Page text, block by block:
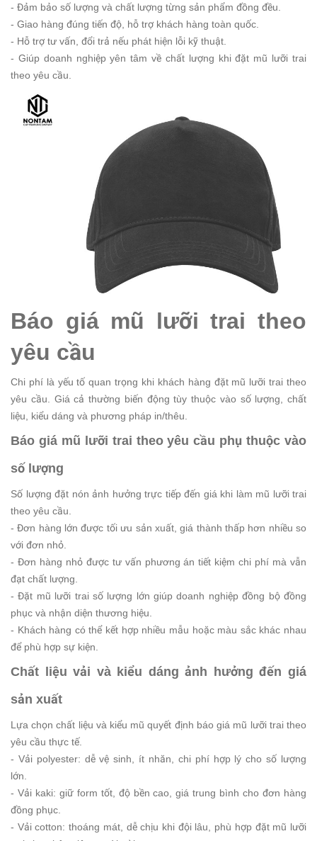
- Đảm bảo số lượng và chất lượng từng sản phẩm đồng đều.
- Giao hàng đúng tiến độ, hỗ trợ khách hàng toàn quốc.
- Hỗ trợ tư vấn, đổi trả nếu phát hiện lỗi kỹ thuật.
- Giúp doanh nghiệp yên tâm về chất lượng khi đặt mũ lưỡi trai
theo yêu cầu.
Báo giá mũ lưỡi trai theo
yêu cầu
Chi phí là yếu tố quan trọng khi khách hàng đặt mũ lưỡi trai theo
yêu cầu. Giá cả thường biến động tùy thuộc vào số lượng, chất
liệu, kiểu dáng và phương pháp in/thêu.
Báo giá mũ lưỡi trai theo yêu cầu phụ thuộc vào
số lượng
Số lượng đặt nón ảnh hưởng trực tiếp đến giá khi làm mũ lưỡi trai
theo yêu cầu.
- Đơn hàng lớn được tối ưu sản xuất, giá thành thấp hơn nhiều so
với đơn nhỏ.
- Đơn hàng nhỏ được tư vấn phương án tiết kiệm chi phí mà vẫn
đạt chất lượng.
- Đặt mũ lưỡi trai số lượng lớn giúp doanh nghiệp đồng bộ đồng
phục và nhận diện thương hiệu.
- Khách hàng có thể kết hợp nhiều mẫu hoặc màu sắc khác nhau
để phù hợp sự kiện.
Chất liệu vải và kiểu dáng ảnh hưởng đến giá
sản xuất
Lựa chọn chất liệu và kiểu mũ quyết định báo giá mũ lưỡi trai theo
yêu cầu thực tế.
- Vải polyester: dễ vệ sinh, ít nhăn, chi phí hợp lý cho số lượng
lớn.
- Vải kaki: giữ form tốt, độ bền cao, giá trung bình cho đơn hàng
đồng phục.
- Vải cotton: thoáng mát, dễ chịu khi đội lâu, phù hợp đặt mũ lưỡi